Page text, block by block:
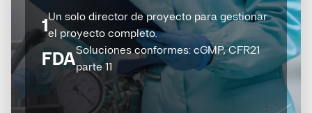
1Un solo director de proyecto para gestionar
el proyecto completo.
FDASoluciones conformes: cGMP, CFR21
parte 11